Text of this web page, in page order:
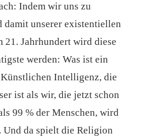
Indem wir uns zu
damit unserer existentiellen
21. Jahrhundert wird diese
werden: Was ist ein
Intelligenz, die
ist als wir, die jetzt schon
99 % der Menschen, wird
Und da spielt die Religion